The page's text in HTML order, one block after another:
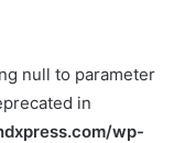
null to parameter
in
wp-